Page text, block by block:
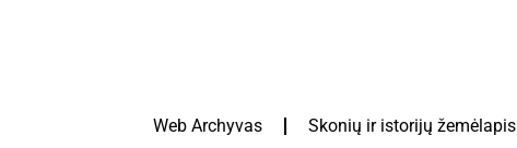
Web Archyvas Skonių ir istorijų žemėlapis